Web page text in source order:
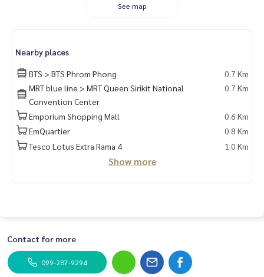
🔸สิ่งอำนวยความสะดวกภายในโครงการ
– ห้องออกกำลังกาย
– โยคะสตูดิโอ, ห้องซ้อมมวย
– ห้องสตรีม
– ห้องสมุด
– ห้องนั่งเล่นส่วนกลาง
– พื้นที่กิจกรรมกลางแจ้ง
– สวนส่วนกลาง
– ห้องประชุม และห้องสันทนาการ
-BigC พระราม 4
-Miracle Mall
-K Village
See map
Nearby places
BTS > BTS Phrom Phong
0.7 Km
MRT blue line > MRT Queen Sirikit National
Convention Center
0.7 Km
Emporium Shopping Mall
0.6 Km
EmQuartier
0.8 Km
Tesco Lotus Extra Rama 4
1.0 Km
Show more
Contact for more
099-287-9294